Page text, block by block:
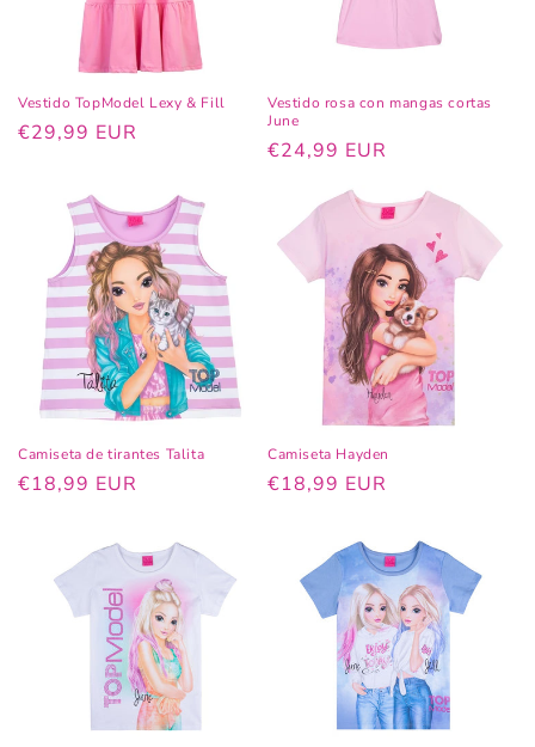
Vestido TopModel Lexy & Fill
Precio
€29,99 EUR
Vestido rosa con mangas cortas
June
Precio
€24,99 EUR
Camiseta de tirantes Talita
Precio
€18,99 EUR
Camiseta Hayden
Precio
€18,99 EUR